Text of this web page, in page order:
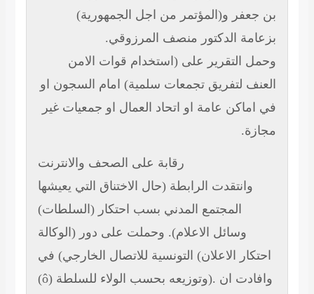
بن جعفر و(المؤتمر من اجل الجمهورية)
بزعامة الدكتور منصف المرزوقي.
وحمل التقرير على (استخدام قوات الامن
العنف لتفريق تجمعات سلمية) امام السجون او
في اماكن عامة او اتحاد العمال او جمعيات غير
مجازة.
رقابة على الصحف والانترنت
وانتقدت الرابطة (حال الاختناق التي يعيشها
المجتمع المدني بسب احتكار (السلطات)
وسائل الاعلام). وحملت على دور (الوكالة
التونسية للاتصال الخارجي) في (احتكار الاعلان
(ô) وتوزيعه بحسب الولاء للسلطة). وافادت ان